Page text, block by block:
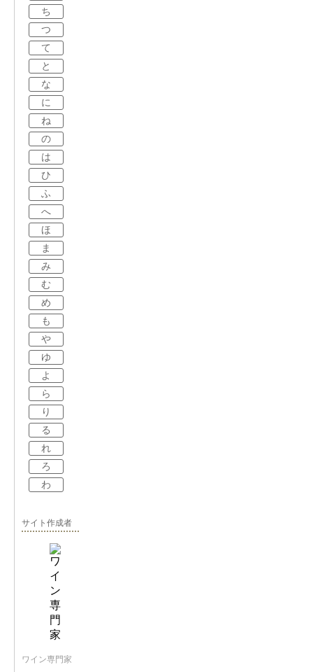
ち
つ
て
と
な
に
ね
の
は
ひ
ふ
へ
ほ
ま
み
む
め
も
や
ゆ
よ
ら
り
る
れ
ろ
わ
サイト作成者
ワイン専門家